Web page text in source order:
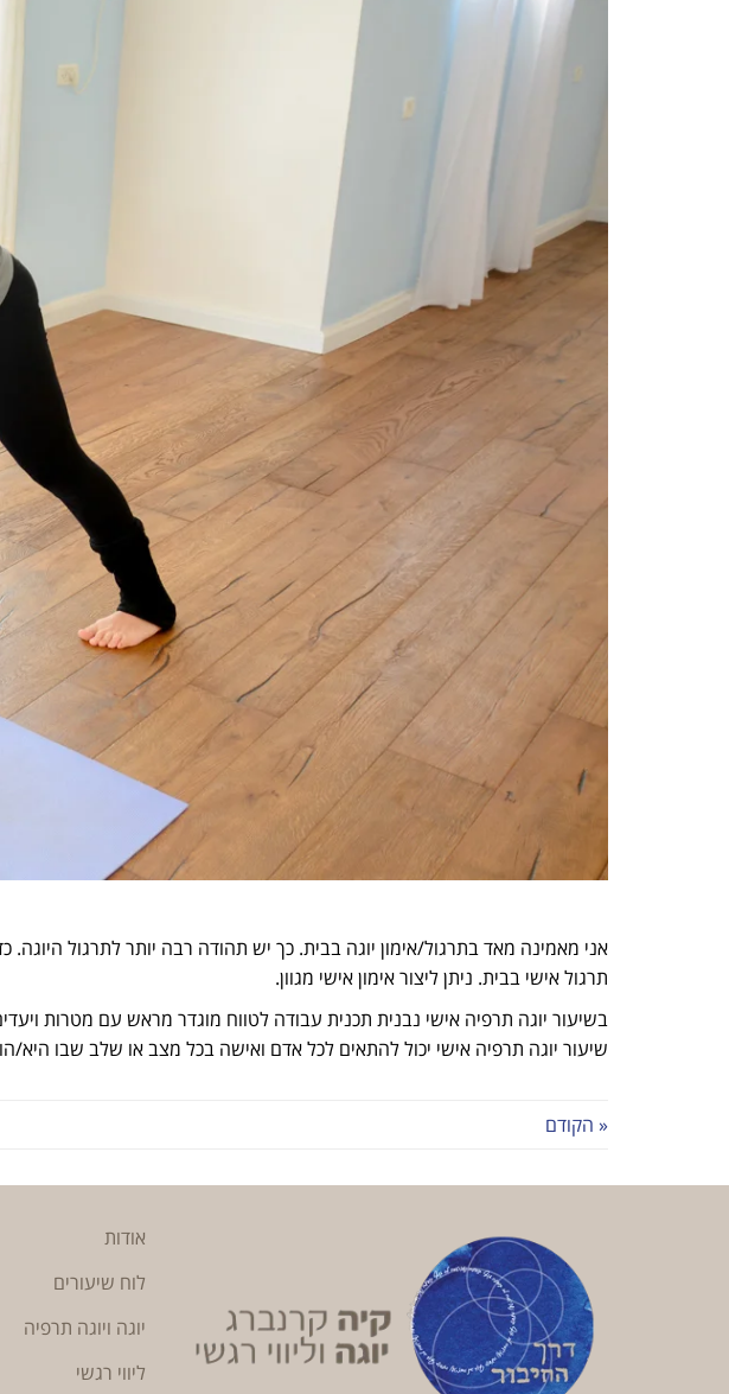
אני מאמינה מאד בתרגול/אימון יוגה בבית. כך יש תהודה רבה יותר לתרגול
תרגול אישי בבית. ניתן ליצור אימון אישי מגוון.
בשיעור יוגה תרפיה אישי נבנית תכנית עבודה לטווח מוגדר מראש עם מטרות
שיעור יוגה תרפיה אישי יכול להתאים לכל אדם ואישה בכל מצב או שלב שבו היא/
« הקודם
אודות
לוח שיעורים
יוגה ויוגה תרפיה
ליווי רגשי